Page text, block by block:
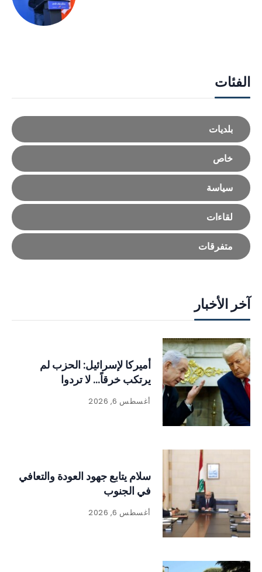
الفئات
بلديات
خاص
سياسة
لقاءات
متفرقات
آخر الأخبار
أميركا لإسرائيل: الحزب لم
يرتكب خرقاً… لا تردوا
أغسطس 6, 2026
سلام يتابع جهود العودة والتعافي
في الجنوب
أغسطس 6, 2026